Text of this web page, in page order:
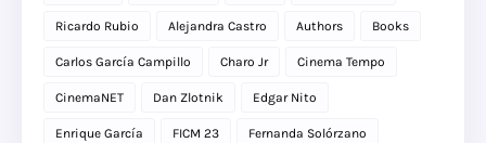
Ricardo Rubio Alejandra Castro Authors Books
Carlos García Campillo Charo Jr Cinema Tempo
CinemaNET Dan Zlotnik Edgar Nito
Enrique García FICM 23 Fernanda Solórzano